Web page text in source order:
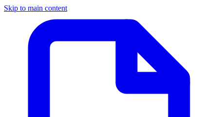
Skip to main content